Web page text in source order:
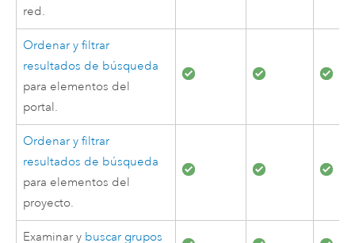
red.
Ordenar y filtrar
resultados de búsqueda
para elementos del
portal.
Ordenar y filtrar
resultados de búsqueda
para elementos del
proyecto.
Examinar y buscar grupos